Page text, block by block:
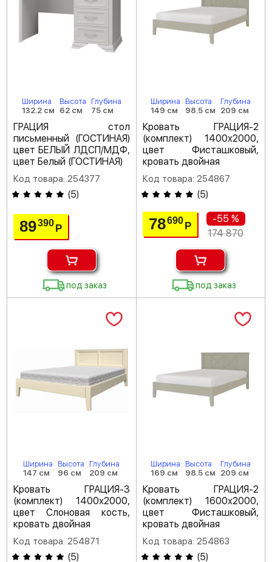
Ширина
132.2 см
Высота
62 см
Глубина
75 см
ГРАЦИЯ стол
письменный (ГОСТИНАЯ)
цвет БЕЛЫЙ ЛДСП/МДФ,
цвет Белый (ГОСТИНАЯ)
Код товара: 254377
(5)
89390Р
под заказ
Ширина
149 см
Высота
98.5 см
Глубина
209 см
Кровать ГРАЦИЯ-2
(комплект) 1400х2000,
цвет Фисташковый,
кровать двойная
Код товара: 254867
(5)
78690 Р
-55 %
174 870
под заказ
Ширина
147 см
Высота
96 см
Глубина
209 см
Кровать ГРАЦИЯ-3
(комплект) 1400х2000,
цвет Слоновая кость,
кровать двойная
Код товара: 254871
(5)
Ширина
169 см
Высота
98.5 см
Глубина
209 см
Кровать ГРАЦИЯ-2
(комплект) 1600х2000,
цвет Фисташковый,
кровать двойная
Код товара: 254863
(5)